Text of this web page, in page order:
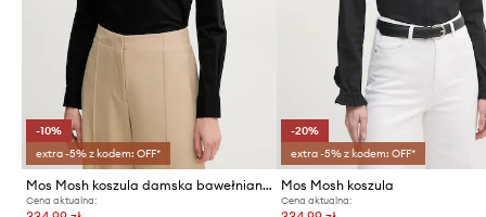
-10%
extra -5% z kodem: OFF*
Mos Mosh koszula damska bawełniana
Cena aktualna:
-20%
extra -5% z kodem: OFF*
Mos Mosh koszula
Cena aktualna: